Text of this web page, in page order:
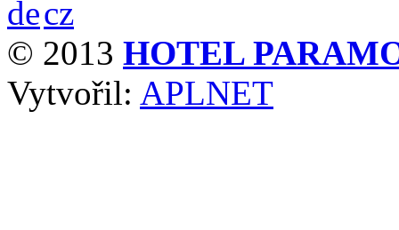
© 2013 HOTEL
Vytvořil: APLNET